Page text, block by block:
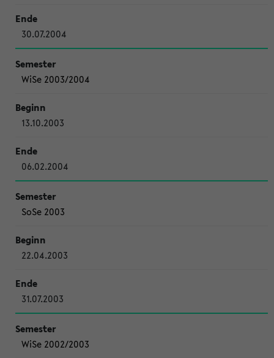
30.07.2004
WiSe 2003/2004
13.10.2003
06.02.2004
SoSe 2003
22.04.2003
31.07.2003
WiSe 2002/2003